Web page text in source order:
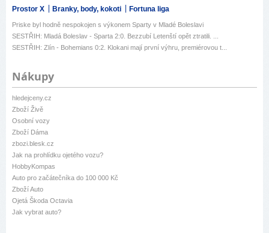
Prostor X Branky, body, kokoti Fortuna liga
Priske byl hodně nespokojen s výkonem Sparty v Mladé Boleslavi
SESTŘIH: Mladá Boleslav - Sparta 2:0. Bezzubí Letenští opět ztratili. ...
SESTŘIH: Zlín - Bohemians 0:2. Klokani mají první výhru, premiérovou t...
Nákupy
hledejceny.cz
Zboží Živě
Osobní vozy
Zboží Dáma
zbozi.blesk.cz
Jak na prohlídku ojetého vozu?
HobbyKompas
Auto pro začátečníka do 100 000 Kč
Zboží Auto
Ojetá Škoda Octavia
Jak vybrat auto?